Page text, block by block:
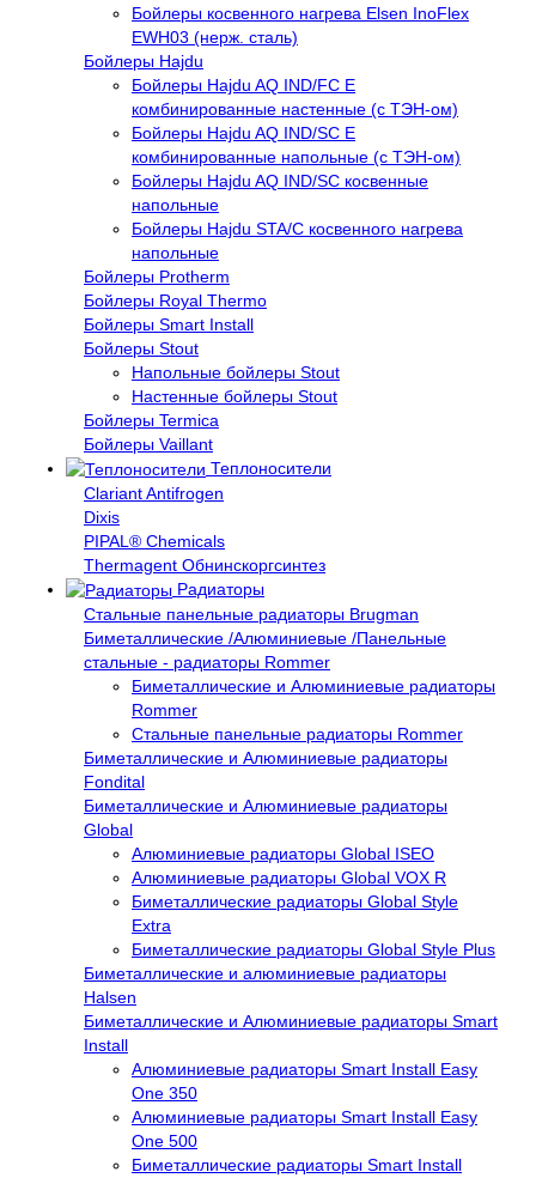
Бойлеры косвенного нагрева Elsen InoFlex
EWH03 (нерж. сталь)
Бойлеры Hajdu
Бойлеры Hajdu AQ IND/FC E
комбинированные настенные (с ТЭН-ом)
Бойлеры Hajdu AQ IND/SC E
комбинированные напольные (с ТЭН-ом)
Бойлеры Hajdu AQ IND/SC косвенные
напольные
Бойлеры Hajdu STA/C косвенного нагрева
напольные
Бойлеры Protherm
Бойлеры Royal Thermo
Бойлеры Smart Install
Бойлеры Stout
Напольные бойлеры Stout
Настенные бойлеры Stout
Бойлеры Termica
Бойлеры Vaillant
Теплоносители
Clariant Antifrogen
Dixis
PIPAL® Chemicals
Thermagent Обнинскоргсинтез
Радиаторы
Стальные панельные радиаторы Brugman
Биметаллические /Алюминиевые /Панельные
стальные - радиаторы Rommer
Биметаллические и Алюминиевые радиаторы
Rommer
Стальные панельные радиаторы Rommer
Биметаллические и Алюминиевые радиаторы
Fondital
Биметаллические и Алюминиевые радиаторы
Global
Алюминиевые радиаторы Global ISEO
Алюминиевые радиаторы Global VOX R
Биметаллические радиаторы Global Style
Extra
Биметаллические радиаторы Global Style Plus
Биметаллические и алюминиевые радиаторы
Halsen
Биметаллические и Алюминиевые радиаторы Smart
Install
Алюминиевые радиаторы Smart Install Easy
One 350
Алюминиевые радиаторы Smart Install Easy
One 500
Биметаллические радиаторы Smart Install